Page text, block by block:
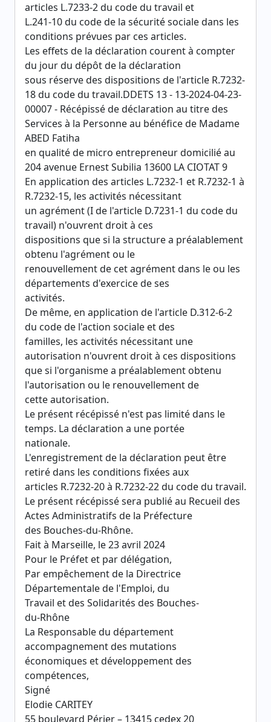
articles L.7233-2 du code du travail et
L.241-10 du code de la sécurité sociale dans les
conditions prévues par ces articles.
Les effets de la déclaration courent à compter
du jour du dépôt de la déclaration
sous réserve des dispositions de l'article R.7232-
18 du code du travail.DDETS 13 - 13-2024-04-23-
00007 - Récépissé de déclaration au titre des
Services à la Personne au bénéfice de Madame
ABED Fatiha
en qualité de micro entrepreneur domicilié au
204 avenue Ernest Subilia 13600 LA CIOTAT 9
En application des articles L.7232-1 et R.7232-1 à
R.7232-15, les activités nécessitant
un agrément (I de l'article D.7231-1 du code du
travail) n'ouvrent droit à ces
dispositions que si la structure a préalablement
obtenu l'agrément ou le
renouvellement de cet agrément dans le ou les
départements d'exercice de ses
activités.
De même, en application de l'article D.312-6-2
du code de l'action sociale et des
familles, les activités nécessitant une
autorisation n'ouvrent droit à ces dispositions
que si l'organisme a préalablement obtenu
l'autorisation ou le renouvellement de
cette autorisation.
Le présent récépissé n'est pas limité dans le
temps. La déclaration a une portée
nationale.
L'enregistrement de la déclaration peut être
retiré dans les conditions fixées aux
articles R.7232-20 à R.7232-22 du code du travail.
Le présent récépissé sera publié au Recueil des
Actes Administratifs de la Préfecture
des Bouches-du-Rhône.
Fait à Marseille, le 23 avril 2024
Pour le Préfet et par délégation,
Par empêchement de la Directrice
Départementale de l'Emploi, du
Travail et des Solidarités des Bouches-
du-Rhône
La Responsable du département
accompagnement des mutations
économiques et développement des
compétences,
Signé
Elodie CARITEY
55 boulevard Périer – 13415 cedex 20